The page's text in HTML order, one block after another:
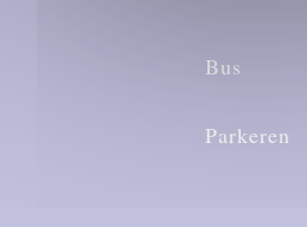
Bus
Parkeren